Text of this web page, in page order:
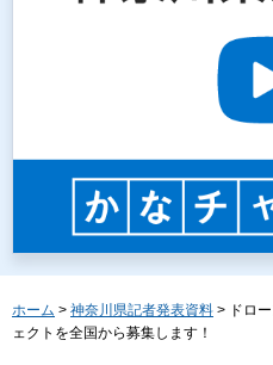
ホーム > 神奈川県記者発表資料 > ドロ
ェクトを全国から募集します！